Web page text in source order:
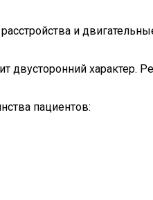
и
двусторонний характер.
пациентов: